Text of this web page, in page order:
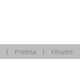
Premsa Fòrums